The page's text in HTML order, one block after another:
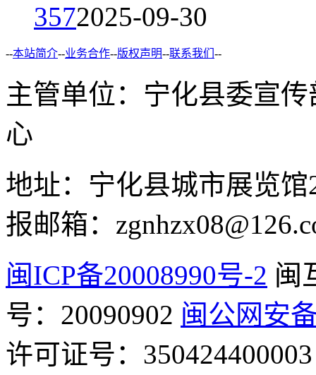
3572025-09-30
--本站简介--业务合作--版权声明--联系我们 --
主管单位：宁化县委宣
心
地址：宁化县城市展览馆
报邮箱：
闽ICP备20008990号-2 闽
号：20090902 闽公网安
许可证号：350424400003